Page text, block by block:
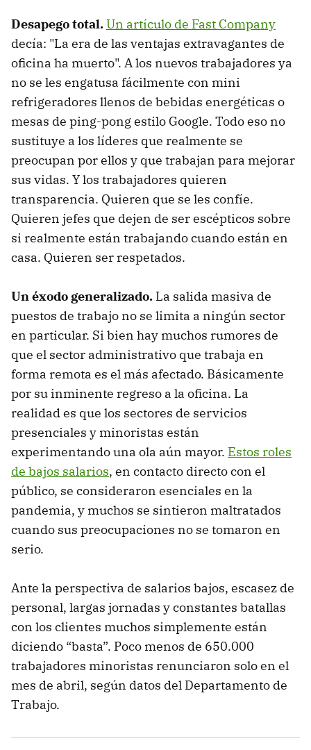
Desapego total.Un artículo de Fast Company
decía: "La era de las ventajas extravagantes de
oficina ha muerto". A los nuevos trabajadores ya
no se les engatusa fácilmente con mini
refrigeradores llenos de bebidas energéticas o
mesas de ping-pong estilo Google. Todo eso no
sustituye a los líderes que realmente se
preocupan por ellos y que trabajan para mejorar
sus vidas. Y los trabajadores quieren
transparencia. Quieren que se les confíe.
Quieren jefes que dejen de ser escépticos sobre
si realmente están trabajando cuando están en
casa. Quieren ser respetados.
Un éxodo generalizado. La salida masiva de
puestos de trabajo no se limita a ningún sector
en particular. Si bien hay muchos rumores de
que el sector administrativo que trabaja en
forma remota es el más afectado. Básicamente
por su inminente regreso a la oficina. La
realidad es que los sectores de servicios
presenciales y minoristas están
experimentando una ola aún mayor. Estos roles
de bajos salarios, en contacto directo con el
público, se consideraron esenciales en la
pandemia, y muchos se sintieron maltratados
cuando sus preocupaciones no se tomaron en
serio.
Ante la perspectiva de salarios bajos, escasez de
personal, largas jornadas y constantes batallas
con los clientes muchos simplemente están
diciendo “basta”. Poco menos de 650.000
trabajadores minoristas renunciaron solo en el
mes de abril, según datos del Departamento de
Trabajo.